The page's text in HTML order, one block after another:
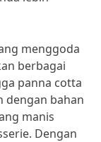
menggoda
berbagai
panna cotta
dengan bahan
manis
Dengan